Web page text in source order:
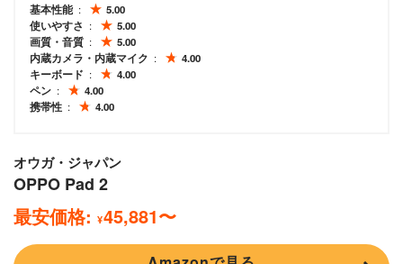
基本性能
5.00
使いやすさ
5.00
画質・音質
5.00
内蔵カメラ・内蔵マイク
4.00
キーボード
4.00
ペン
4.00
携帯性
4.00
オウガ・ジャパン
OPPO Pad 2
最安価格: ¥45,881〜